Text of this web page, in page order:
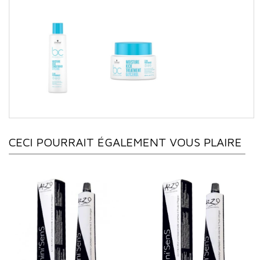
CECI POURRAIT ÉGALEMENT VOUS PLAIRE